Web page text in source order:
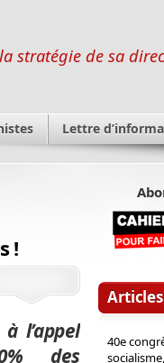
stratégie de sa
Lettre
!
l’appel
des
40e